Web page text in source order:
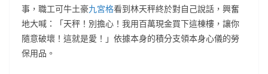
事，職工可牛土豪九宮格看到林天秤終於對自己說話，興奮
地大喊：「天秤！別擔心！我用百萬現金買下這棟樓，讓你
隨意破壞！這就是愛！」依據本身的積分支領本身心儀的勞
保用品。